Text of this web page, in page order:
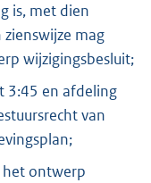
is, met dien
mag
wijzigingsbesluit;
3:45 en afdeling
van
het ontwerp